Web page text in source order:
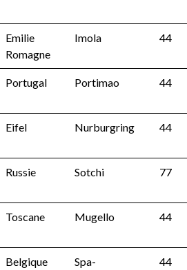
Emilie
Romagne
Imola 44
Portugal Portimao 44
Eifel Nurburgring 44
Russie Sotchi 77
Toscane Mugello 44
Belgique
Spa-
44